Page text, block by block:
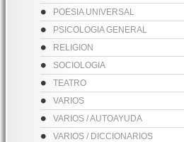
POESIA UNIVERSAL
PSICOLOGIA GENERAL
RELIGION
SOCIOLOGIA
TEATRO
VARIOS
VARIOS / AUTOAYUDA
VARIOS / DICCIONARIOS